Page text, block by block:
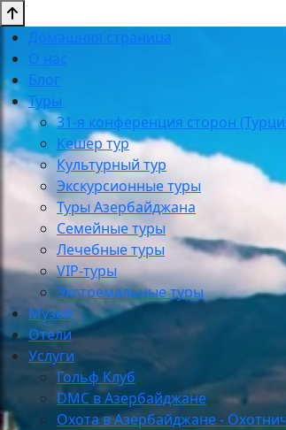
Домашняя страница
О нас
Блог
Туры
31-я конференция сторон
Кешер тур
Культурный тур
Экскурсионные туры
Туры Азербайджана
Семейные туры
Лечебные туры
VIP-туры
Экстремальные туры
Музей
Отели
Услуги
Гольф Клуб
DMC в Азербайджане
Охота в Азербайджане -